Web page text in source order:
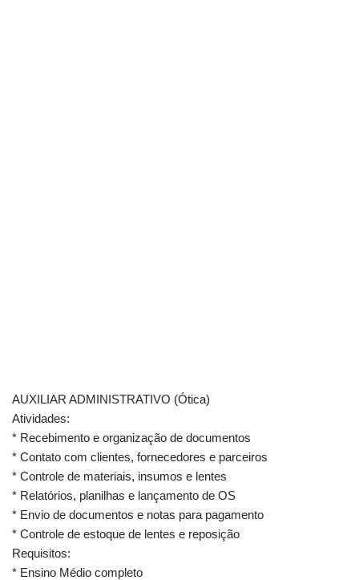
AUXILIAR ADMINISTRATIVO (Ótica)
Atividades:
* Recebimento e organização de documentos
* Contato com clientes, fornecedores e parceiros
* Controle de materiais, insumos e lentes
* Relatórios, planilhas e lançamento de OS
* Envio de documentos e notas para pagamento
* Controle de estoque de lentes e reposição
Requisitos:
* Ensino Médio completo